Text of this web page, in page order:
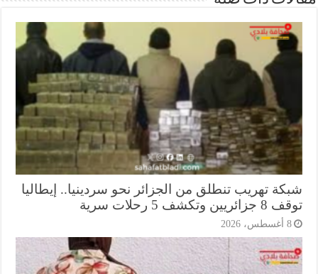
تهريب تنطلق من الجزائر نحو سردينيا.. إيطاليا
وتكشف 5 رحلات سرية